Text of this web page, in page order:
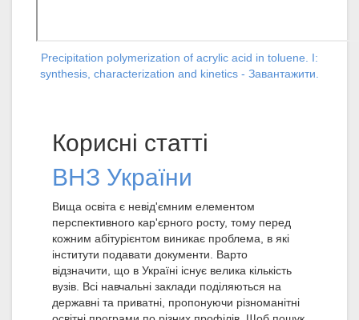
Precipitation polymerization of acrylic acid in toluene. I:
synthesis, characterization and kinetics - Завантажити.
Корисні статті
ВНЗ України
Вища освіта є невід'ємним елементом
перспективного кар'єрного росту, тому перед
кожним абітурієнтом виникає проблема, в які
інститути подавати документи. Варто
відзначити, що в Україні існує велика кількість
вузів. Всі навчальні заклади поділяються на
державні та приватні, пропонуючи різноманітні